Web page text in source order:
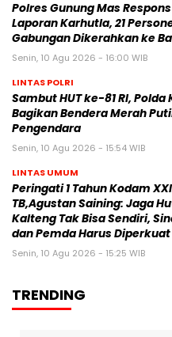
Polres Gunung Mas
Laporan Karhutla, 21
Gabungan Dikerahkan ke
Senin, 10 Agu 2026 - 16:00 WIB
LINTAS POLRI
Sambut HUT ke-81 RI, Polda
Bagikan Bendera Merah
Pengendara
Senin, 10 Agu 2026 - 15:54 WIB
LINTAS UMUM
Peringati 1 Tahun Kodam
TB,Agustan Saining: Jaga
Kalteng Tak Bisa Sendiri,
dan Pemda Harus Diperkuat
Senin, 10 Agu 2026 - 15:25 WIB
TRENDING